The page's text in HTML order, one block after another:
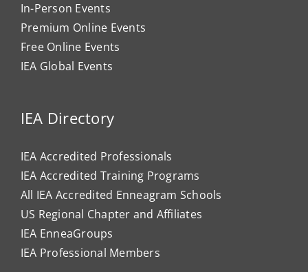
In-Person Events
Premium Online Events
Free Online Events
IEA Global Events
IEA Directory
IEA Accredited Professionals
IEA Accredited Training Programs
All IEA Accredited Enneagram Schools
US Regional Chapter and Affiliates
IEA EnneaGroups
IEA Professional Members